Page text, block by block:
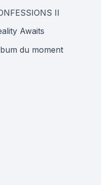
II
Awaits
du moment